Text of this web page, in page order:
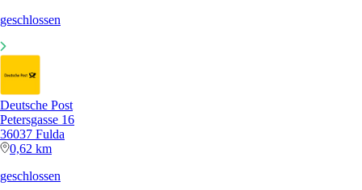
geschlossen
Deutsche Post
Petersgasse 16
36037 Fulda
0,62 km
geschlossen